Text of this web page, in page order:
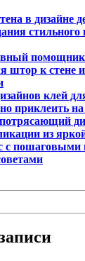
в дизайне
штор к стене
клей
приклеить
потрясающий
из
с пошаговыми